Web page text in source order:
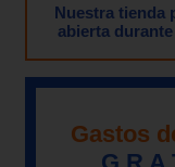
Nuestra tienda
abierta
Gastos